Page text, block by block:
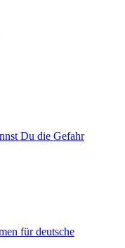
Du die Gefahr
für deutsche